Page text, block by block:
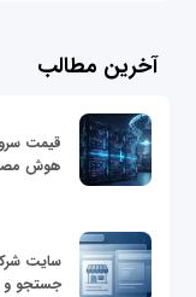
آخرین مطالب
هوش
سایت
جستجو